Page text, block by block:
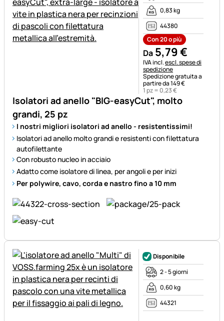
Isolatori ad anello "BIG-easyCut", molto
grandi, 25 pz
I nostri migliori isolatori ad anello - resistentissimi!
Isolatori ad anello molto grandi e resistenti con filettatura
autofilettante
Con robusto nucleo in acciaio
Adatto come isolatore di linea, per angoli e per inizi
Per polywire, cavo, corda e nastro fino a 10 mm
0,83 kg
44380
Con 20 o più
Da 5,79€
Informazioni fiscali:
IVA incl.escl. spese di
spedizione
Spedizione gratuita a
partire da 149 €
1 pz = 0,23€
Disponibile
2 - 5 giorni
0,60 kg
44321